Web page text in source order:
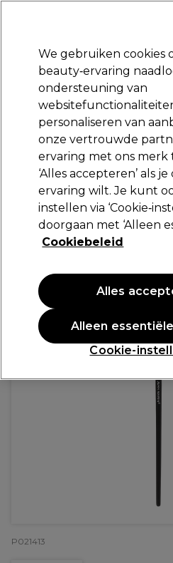
Merken Deals Haar Elektra
Volgende dag
Na verzending,
Jean Marin Make-Up
Jean Marin
15,25 €
PROMOTIE
P021413
We gebruiken cookies
beauty‑ervaring
ondersteuning van
personaliseren van
onze vertrouwde
ervaring met ons merk
‘Alles accepteren’ als
ervaring wilt. Je kunt
instellen via
doorgaan met ‘Alleen
Cookiebeleid
Cookie-
Alleen
Alles